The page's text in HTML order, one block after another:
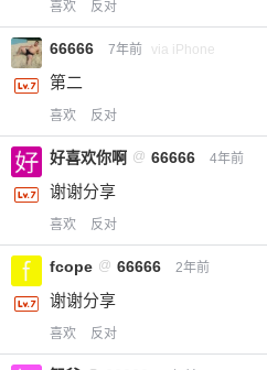
喜欢 反对
66666 7年前 via iPhone
第二
喜欢 反对
好喜欢你啊 @ 66666 4年前
谢谢分享
喜欢 反对
fcope @ 66666 2年前
谢谢分享
喜欢 反对